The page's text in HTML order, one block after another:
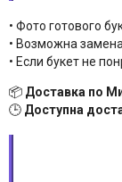
• Фото готового
• Возможна
• Если букет не
📦 Доставка по
🕒 Доступна